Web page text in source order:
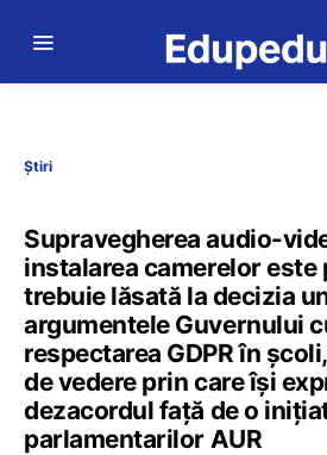
Știri
Supravegherea audio-
instalarea camerelor este
trebuie lăsată la decizia
argumentele Guvernului
respectarea GDPR în
de vedere prin care își
dezacordul față de o
parlamentarilor AUR